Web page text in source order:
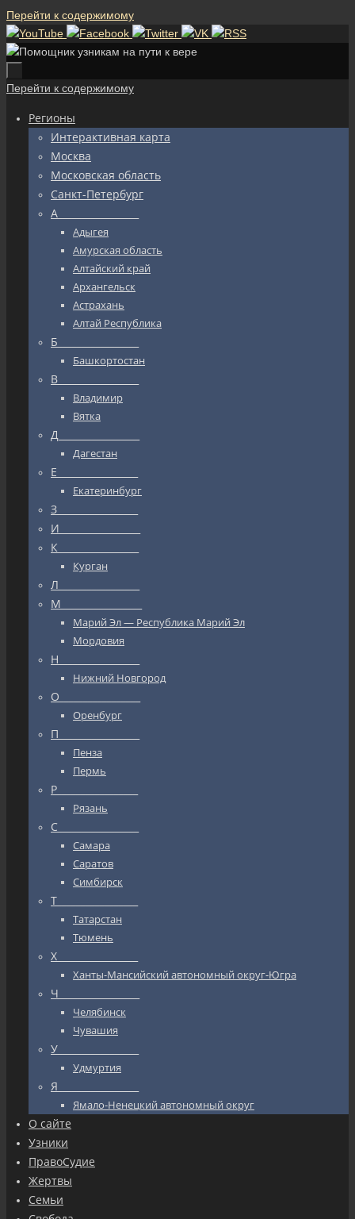
Перейти к содержимому
Перейти к содержимому
Регионы
Интерактивная карта
Москва
Московская область
Санкт-Петербург
А_________________
Адыгея
Амурская область
Алтайский край
Архангельск
Астрахань
Алтай Республика
Б_________________
Башкортостан
В_________________
Владимир
Вятка
Д_________________
Дагестан
Е_________________
Екатеринбург
З_________________
И_________________
К_________________
Курган
Л_________________
М_________________
Марий Эл — Республика Марий Эл
Мордовия
Н_________________
Нижний Новгород
О_________________
Оренбург
П_________________
Пенза
Пермь
Р_________________
Рязань
С_________________
Самара
Саратов
Симбирск
Т_________________
Татарстан
Тюмень
Х_________________
Ханты-Мансийский автономный округ-Югра
Ч_________________
Челябинск
Чувашия
У_________________
Удмуртия
Я_________________
Ямало-Ненецкий автономный округ
О сайте
Узники
ПравоСудие
Жертвы
Семьи